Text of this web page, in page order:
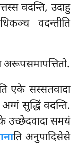
वदन्ति, उदाहु
वदन्तीति
अरूपसमापत्तितो.
एके सस्सतवादा
अग्गं सुद्धिं वदन्ति.
उच्छेदवादा समयं
ति अनुपादिसेसे